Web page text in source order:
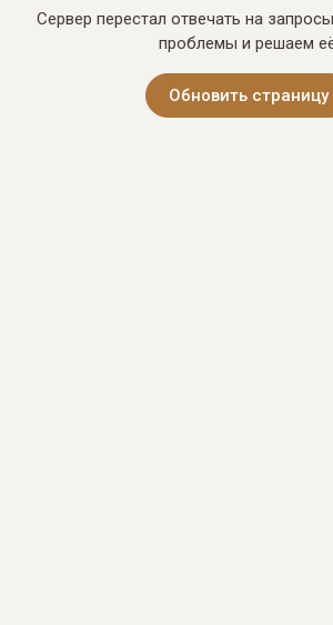
Сервер перестал отвечать на
проблемы и решаем
Обновить страницу